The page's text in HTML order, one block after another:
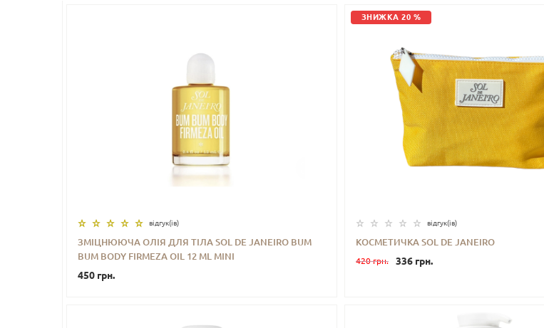
відгук(iв)
ЗМІЦНЮЮЧА ОЛІЯ ДЛЯ ТІЛА SOL DE JANEIRO BUM
BUM BODY FIRMEZA OIL 12 ML MINI
450 грн.
ЗНИЖКА 20 %
відгук(iв)
КОСМЕТИЧКА SOL DE JANEIRO
420 грн. 336 грн.